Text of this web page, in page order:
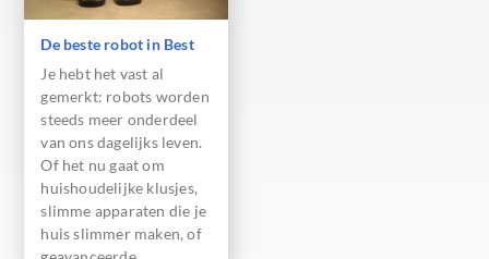
De beste robot in Best
Je hebt het vast al
gemerkt: robots worden
steeds meer onderdeel
van ons dagelijks leven.
Of het nu gaat om
huishoudelijke klusjes,
slimme apparaten die je
huis slimmer maken, of